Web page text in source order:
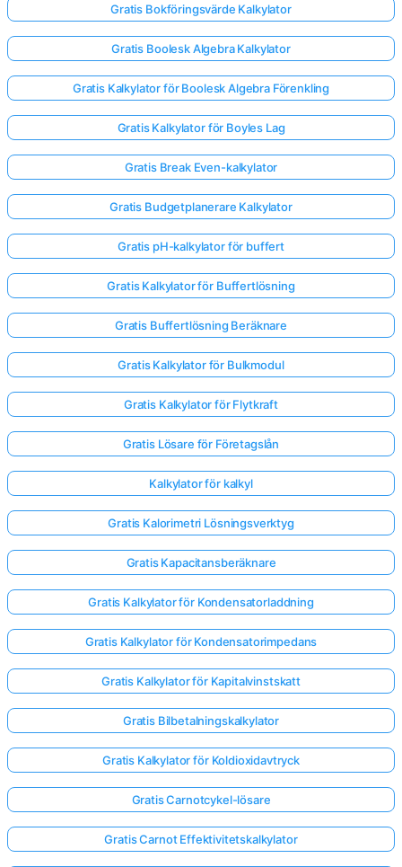
Gratis Bokföringsvärde Kalkylator
Gratis Boolesk Algebra Kalkylator
Gratis Kalkylator för Boolesk Algebra Förenkling
Gratis Kalkylator för Boyles Lag
Gratis Break Even-kalkylator
Gratis Budgetplanerare Kalkylator
Gratis pH-kalkylator för buffert
Gratis Kalkylator för Buffertlösning
Gratis Buffertlösning Beräknare
Gratis Kalkylator för Bulkmodul
Gratis Kalkylator för Flytkraft
Gratis Lösare för Företagslån
Kalkylator för kalkyl
Gratis Kalorimetri Lösningsverktyg
Gratis Kapacitansberäknare
Gratis Kalkylator för Kondensatorladdning
Gratis Kalkylator för Kondensatorimpedans
Gratis Kalkylator för Kapitalvinstskatt
Gratis Bilbetalningskalkylator
Gratis Kalkylator för Koldioxidavtryck
Gratis Carnotcykel-lösare
Gratis Carnot Effektivitetskalkylator